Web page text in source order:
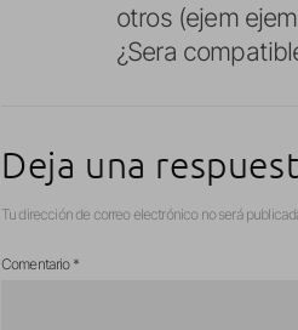
otros (ejem
¿Sera
Deja una
Tu dirección de correo electrónico no será
Comentario *